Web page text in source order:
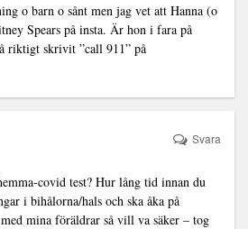
o barn o sånt men jag vet att Hanna (o
Spears på insta. Är hon i fara på
riktigt skrivit ”call 911” på
covid test? Hur lång tid innan du
i bihålorna/hals och ska åka på
med mina föräldrar så vill va säker – tog
Svara